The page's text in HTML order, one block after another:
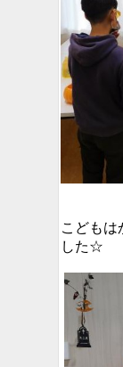
こどもは
した☆